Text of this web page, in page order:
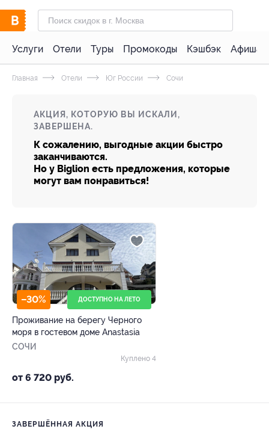
Услуги Отели Туры Промокоды Кэшбэк Афиша
Главная Отели Юг России Сочи
АКЦИЯ, КОТОРУЮ ВЫ ИСКАЛИ,
ЗАВЕРШЕНА.
К сожалению, выгодные акции быстро
заканчиваются.
Но у Biglion есть предложения, которые
могут вам понравиться!
–30% ДОСТУПНО НА ЛЕТО
Проживание на берегу Черного
моря в гостевом доме Anastasia
СОЧИ
от 6 720 руб.
Куплено 4
ЗАВЕРШЁННАЯ АКЦИЯ